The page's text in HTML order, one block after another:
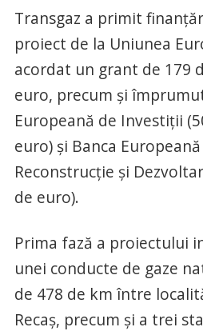
Transgaz a primit
proiect de la Uniunea
acordat un grant de 179
euro, precum şi
Europeană de Investiţii
euro) şi Banca
Reconstrucţie şi
de euro).
Prima fază a proiectului
unei conducte de gaze
de 478 de km între
Recaş, precum şi a trei